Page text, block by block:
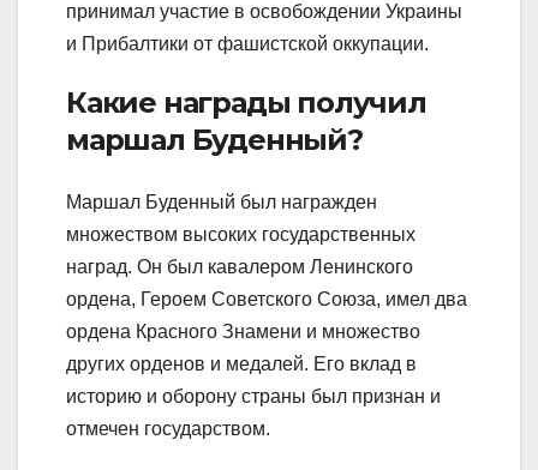
принимал участие в освобождении Украины
и Прибалтики от фашистской оккупации.
Какие награды получил
маршал Буденный?
Маршал Буденный был награжден
множеством высоких государственных
наград. Он был кавалером Ленинского
ордена, Героем Советского Союза, имел два
ордена Красного Знамени и множество
других орденов и медалей. Его вклад в
историю и оборону страны был признан и
отмечен государством.